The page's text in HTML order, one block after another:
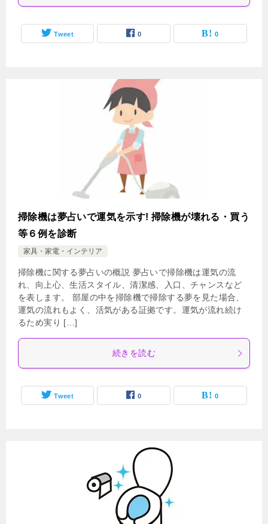
Tweet 0 0
掃除機は夢占いで運気を示す! 掃除機が壊れる・買う
等６例を診断
家具・家電・インテリア
掃除機に関する夢占いの概説 夢占いで掃除機は運気の流
れ、向上心、生活スタイル、清潔感、入口、チャンスなど
を表します。 部屋の中を掃除機で掃除する夢を見た場合、
運気の流れもよく、活気がある証拠です。運気が流れ続け
るため実り […]
続きを読む
Tweet 0 0